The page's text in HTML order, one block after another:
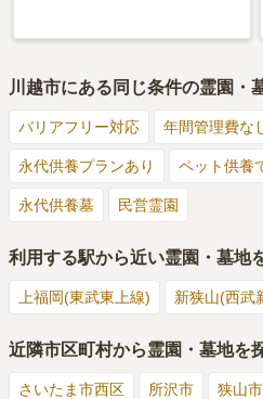
川越市にある同じ条件の霊園・
バリアフリー対応 年間管理費な
永代供養プランあり ペット供養
永代供養墓 民営霊園
利用する駅から近い霊園・墓地
上福岡(東武東上線) 新狭山(西武
近隣市区町村から霊園・墓地を
さいたま市西区 所沢市 狭山市